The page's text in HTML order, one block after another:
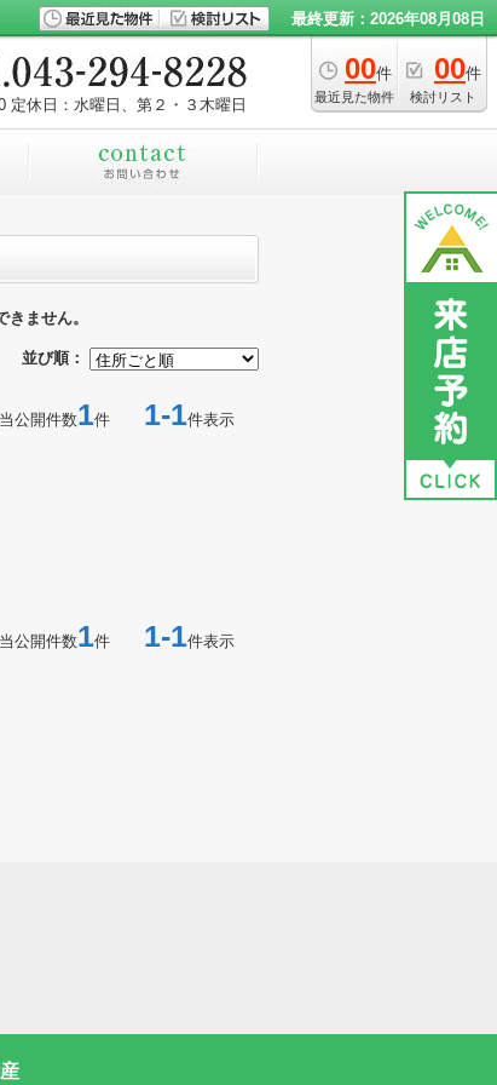
最終更新：2026年08月08日
00件
最近見た物件
00件
検討リスト
定休日：水曜日、第２・３木曜日
ません。
並び順：
公開件数1件 1-1件表示
公開件数1件 1-1件表示